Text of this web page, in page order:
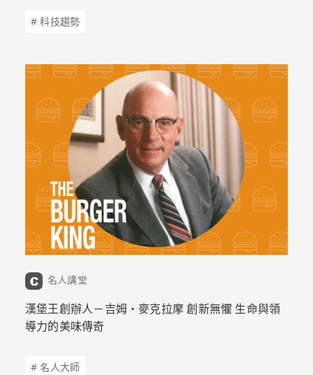
# 科技趨勢
名人講堂
漢堡王創辦人－吉姆・麥克拉摩 創新無懼 生命與領
導力的美味傳奇
# 名人大師